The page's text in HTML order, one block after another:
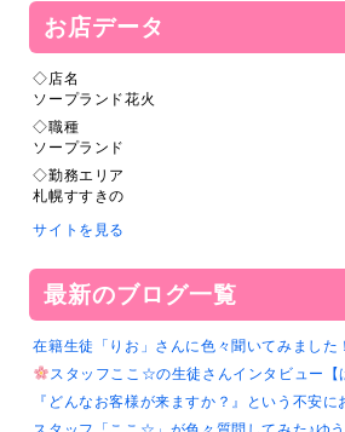
お店データ
◇店名
ソープランド花火
◇職種
ソープランド
◇勤務エリア
札幌すすきの
サイトを見る
最新のブログ一覧
在籍生徒「りお」さんに色々聞いてみました
スタッフここ☆の生徒さんインタビュー【
『どんなお客様が来ますか？』という不安に